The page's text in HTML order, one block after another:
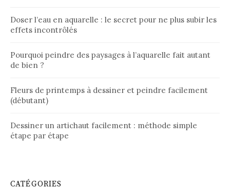
Doser l’eau en aquarelle : le secret pour ne plus subir les
effets incontrôlés
Pourquoi peindre des paysages à l’aquarelle fait autant
de bien ?
Fleurs de printemps à dessiner et peindre facilement
(débutant)
Dessiner un artichaut facilement : méthode simple
étape par étape
CATÉGORIES